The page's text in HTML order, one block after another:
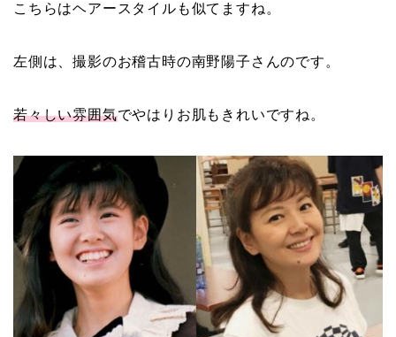
こちらはヘアースタイルも似てますね。
左側は、撮影のお稽古時の南野陽子さんのです。
若々しい雰囲気でやはりお肌もきれいですね。